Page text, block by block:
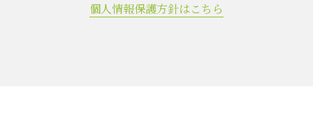
個人情報保護方針はこちら